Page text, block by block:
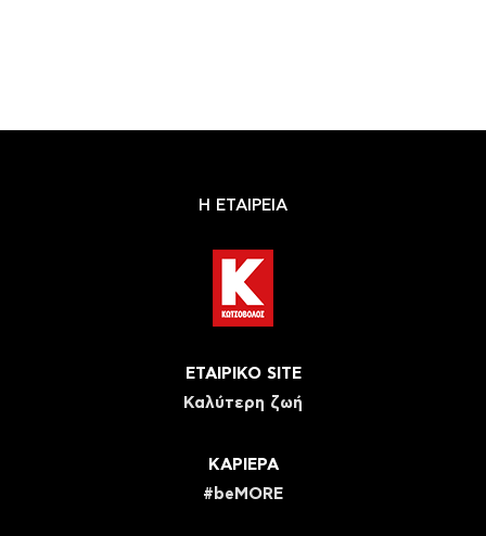
Η ΕΤΑΙΡΕΙΑ
ΕΤΑΙΡΙΚΟ SITE
Καλύτερη ζωή
ΚΑΡΙΕΡΑ
#beMORE